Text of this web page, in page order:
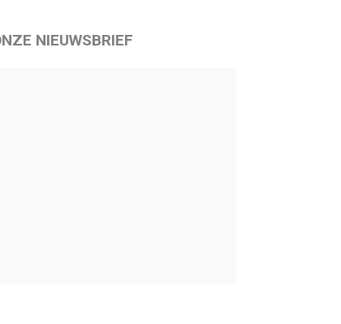
NIEUWSBRIEF